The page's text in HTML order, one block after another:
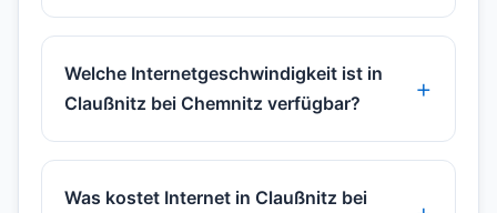
Welche Internetgeschwindigkeit ist in
Claußnitz bei Chemnitz verfügbar?
Was kostet Internet in Claußnitz bei